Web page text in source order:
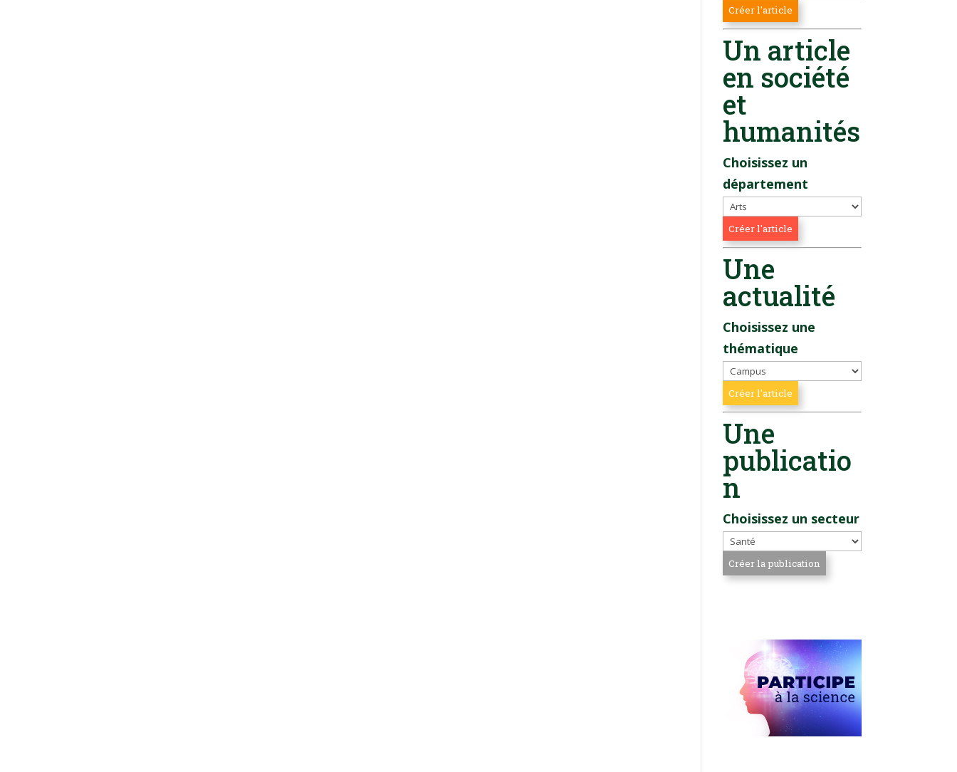
Un article
en société
et
humanités
Choisissez un
département
Une
actualité
Choisissez une
thématique
Une
publicatio
n
Choisissez un secteur